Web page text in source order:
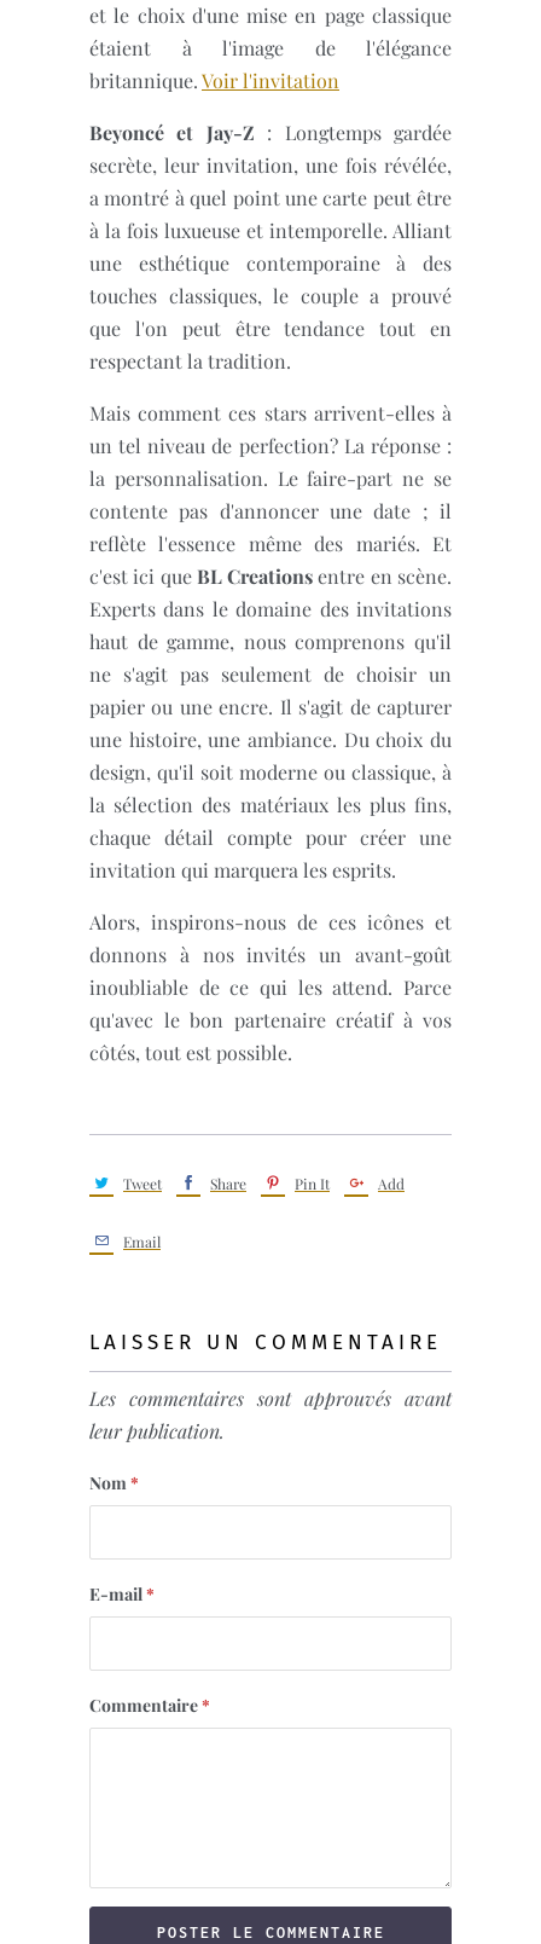
et le choix d'une mise en page classique
étaient à l'image de l'élégance
britannique.Voir l'invitation
Beyoncé et Jay-Z : Longtemps gardée
secrète, leur invitation, une fois révélée,
a montré à quel point une carte peut être
à la fois luxueuse et intemporelle. Alliant
une esthétique contemporaine à des
touches classiques, le couple a prouvé
que l'on peut être tendance tout en
respectant la tradition.
Mais comment ces stars arrivent-elles à
un tel niveau de perfection? La réponse :
la personnalisation. Le faire-part ne se
contente pas d'annoncer une date ; il
reflète l'essence même des mariés. Et
c'est ici queBL Creationsentre en scène.
Experts dans le domaine des invitations
haut de gamme, nous comprenons qu'il
ne s'agit pas seulement de choisir un
papier ou une encre. Il s'agit de capturer
une histoire, une ambiance. Du choix du
design, qu'il soit moderne ou classique, à
la sélection des matériaux les plus fins,
chaque détail compte pour créer une
invitation qui marquera les esprits.
Alors, inspirons-nous de ces icônes et
donnons à nos invités un avant-goût
inoubliable de ce qui les attend. Parce
qu'avec le bon partenaire créatif à vos
côtés, tout est possible.
Tweet Share Pin It Add
Email
LAISSER UN COMMENTAIRE
Les commentaires sont approuvés avant
leur publication.
Nom*
E-mail*
Commentaire*